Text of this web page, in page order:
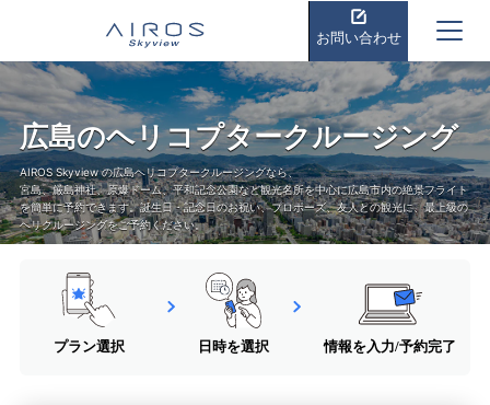
お問い合わせ
広島のヘリコプタークルージング
AIROS Skyview の広島ヘリコプタークルージングなら、
宮島、厳島神社、原爆ドーム、平和記念公園など観光名所を中心に広島市内の絶景フライト
を簡単に予約できます。誕生日・記念日のお祝い、プロポーズ、友人との観光に、最上級の
ヘリクルージングをご予約ください。
プラン選択 日時を選択 情報を入力/予約完了